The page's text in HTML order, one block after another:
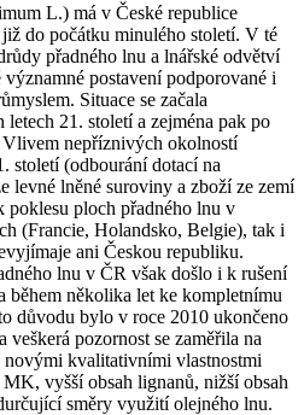
L.) má v České republice
do počátku minulého století. V té
přadného lnu a lnářské odvětví
postavení podporované i
Situace se začala
21. století a zejména pak po
nepříznivých okolností
století (odbourání dotací na
levné lněné suroviny a zboží ze zemí
poklesu ploch přadného lnu v
(Francie, Holandsko, Belgie), tak i
ani Českou republiku.
lnu v ČR však došlo i k rušení
během několika let ke kompletnímu
důvodu bylo v roce 2010 ukončeno
veškerá pozornost se zaměřila na
novými kvalitativními vlastnostmi
vyšší obsah lignanů, nižší obsah
směry využití olejného lnu.